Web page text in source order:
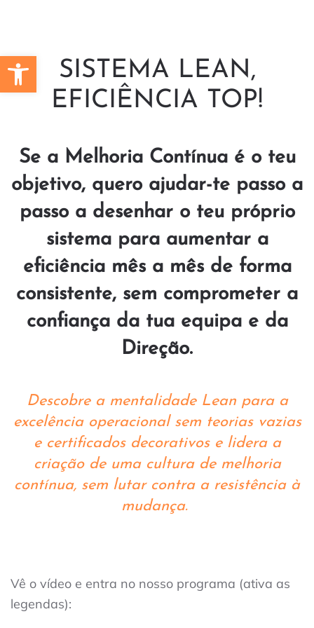
Barra de Ferramentas AbertaSISTEMA LEAN,
EFICIÊNCIA TOP!
Se a Melhoria Contínua é o teu
objetivo, quero ajudar-te passo a
passo a desenhar o teu próprio
sistema para aumentar a
eficiência mês a mês de forma
consistente, sem comprometer a
confiança da tua equipa e da
Direção.
Descobre a mentalidade Lean para a
excelência operacional sem teorias vazias
e certificados decorativos e lidera a
criação de uma cultura de melhoria
contínua, sem lutar contra a resistência à
mudança.
Vê o vídeo e entra no nosso programa (ativa as
legendas):